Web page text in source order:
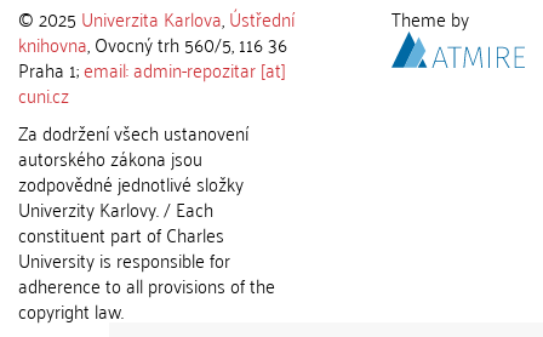
© 2025 Univerzita Karlova,Ústřední
knihovna, Ovocný trh 560/5, 116 36
Praha 1;email: admin-repozitar [at]
cuni.cz
Za dodržení všech ustanovení
autorského zákona jsou
zodpovědné jednotlivé složky
Univerzity Karlovy. / Each
constituent part of Charles
University is responsible for
adherence to all provisions of the
copyright law.
Theme by